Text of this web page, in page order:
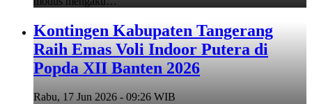
Kontingen Kabupaten Tangerang
Raih Emas Voli Indoor Putera di
Popda XII Banten 2026
Rabu, 17 Jun 2026 - 09:26 WIB